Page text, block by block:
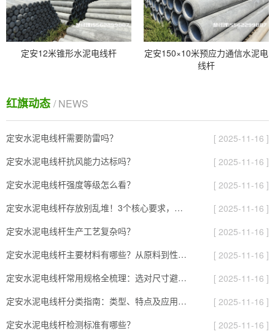
定安12米锥形水泥电线杆
定安150×10米预应力通信水泥电
线杆
红旗动态 / NEWS
定安水泥电线杆需要防雷吗？
[ 2025-11-16 ]
定安水泥电线杆抗风能力达标吗？
[ 2025-11-16 ]
定安水泥电线杆强度等级怎么看？
[ 2025-11-16 ]
定安水泥电线杆存放别乱堆！3个核心要求，避免风吹雨打变“废杆”
[ 2025-11-16 ]
定安水泥电线杆生产工艺复杂吗？
[ 2025-11-16 ]
定安水泥电线杆主要材料有哪些？从原料到性能全解析
[ 2025-11-16 ]
定安水泥电线杆常用规格全梳理：选对尺寸避开90%的施工坑
[ 2025-11-16 ]
定安水泥电线杆分类指南：类型、特点及应用场景全解析
[ 2025-11-16 ]
定安水泥电线杆检测标准有哪些？
[ 2025-11-16 ]